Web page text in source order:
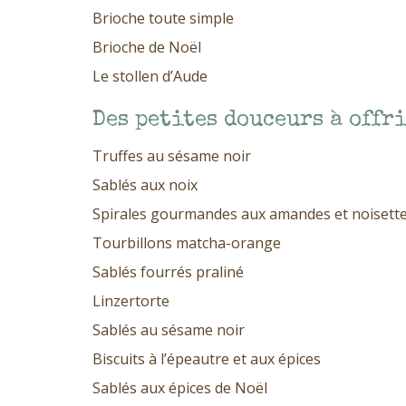
Brioche toute simple
Brioche de Noël
Le stollen d’Aude
Des petites douceurs à
Truffes au sésame noir
Sablés aux noix
Spirales gourmandes aux amandes et
Tourbillons matcha-orange
Sablés fourrés praliné
Linzertorte
Sablés au sésame noir
Biscuits à l’épeautre et aux épices
Sablés aux épices de Noël